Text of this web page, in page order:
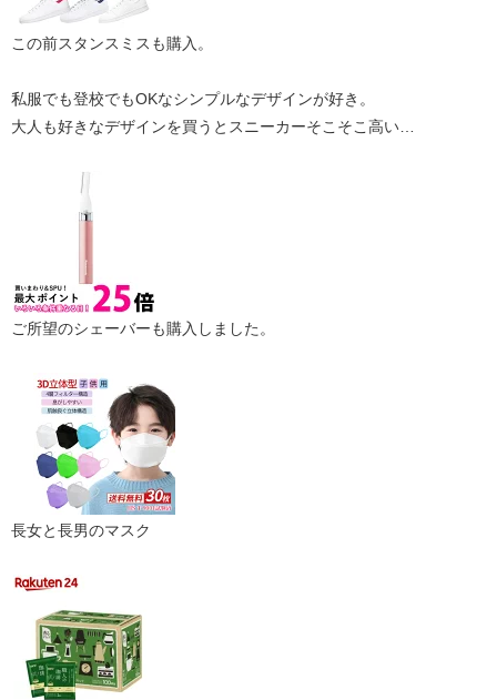
この前スタンスミスも購入。
私服でも登校でもOKなシンプルなデザインが好き。
大人も好きなデザインを買うとスニーカーそこそこ高い…
ご所望のシェーバーも購入しました。
長女と長男のマスク